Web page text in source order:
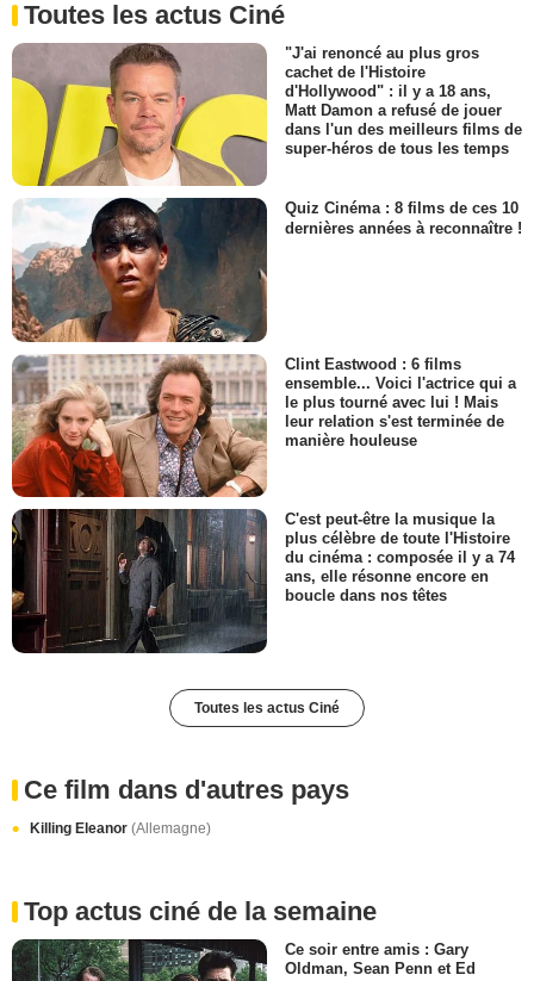
Toutes les actus Ciné
"J'ai renoncé au plus gros
cachet de l'Histoire
d'Hollywood" : il y a 18 ans,
Matt Damon a refusé de jouer
dans l'un des meilleurs films de
super-héros de tous les temps
Quiz Cinéma : 8 films de ces 10
dernières années à reconnaître !
Clint Eastwood : 6 films
ensemble... Voici l'actrice qui a
le plus tourné avec lui ! Mais
leur relation s'est terminée de
manière houleuse
C'est peut-être la musique la
plus célèbre de toute l'Histoire
du cinéma : composée il y a 74
ans, elle résonne encore en
boucle dans nos têtes
Toutes les actus Ciné
Ce film dans d'autres pays
Killing Eleanor (Allemagne)
Top actus ciné de la semaine
Ce soir entre amis : Gary
Oldman, Sean Penn et Ed